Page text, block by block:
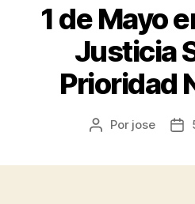
1 de Mayo
Justicia
Prioridad
Por jose